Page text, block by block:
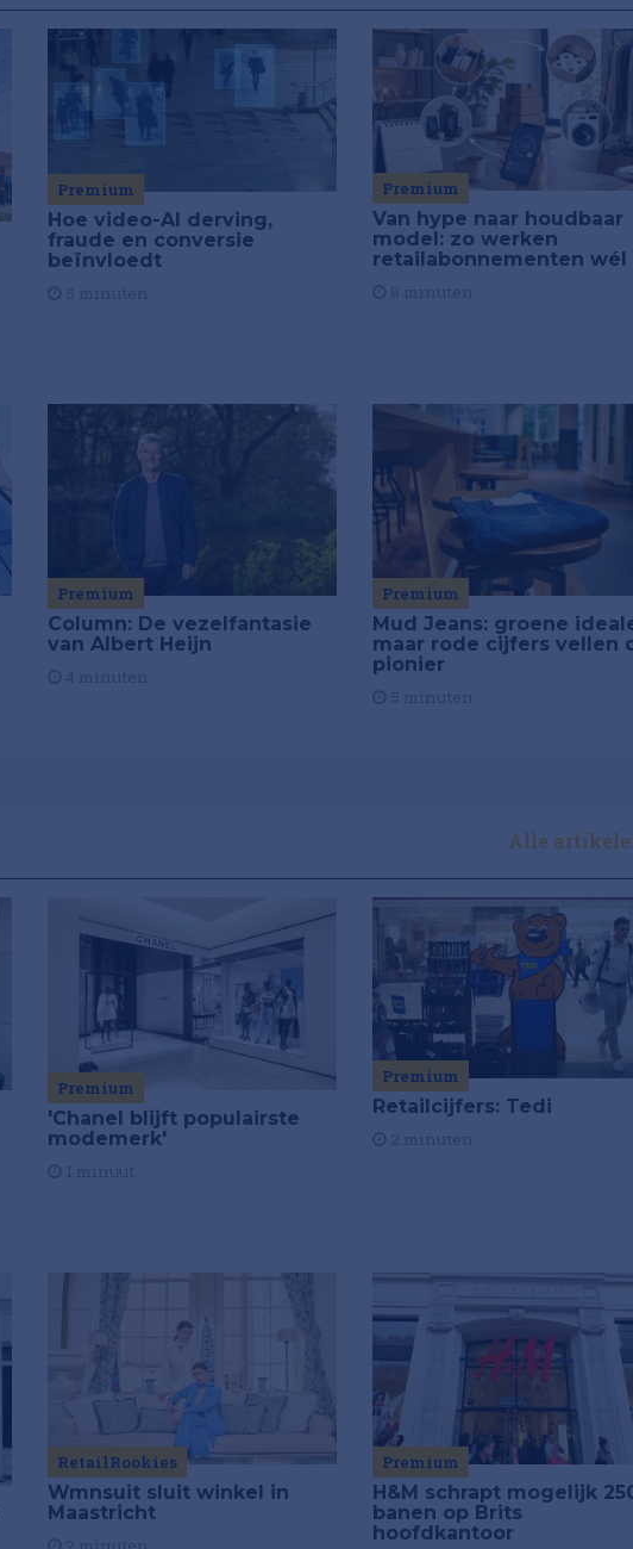
Premium
Hoe video-AI derving,
fraude en conversie
beïnvloedt
Premium
Van hype naar houdbaar
model: zo werken
retailabonnementen wél
Premium
Column: De vezelfantasie
van Albert Heijn
Premium
Mud Jeans: groene
maar rode cijfers vellen
pionier
Alle
Premium
'Chanel blijft populairste
modemerk'
Premium
Retailcijfers: Tedi
RetailRookies
Wmnsuit sluit winkel in
Maastricht
Premium
H&M schrapt mogelijk
banen op Brits
hoofdkantoor